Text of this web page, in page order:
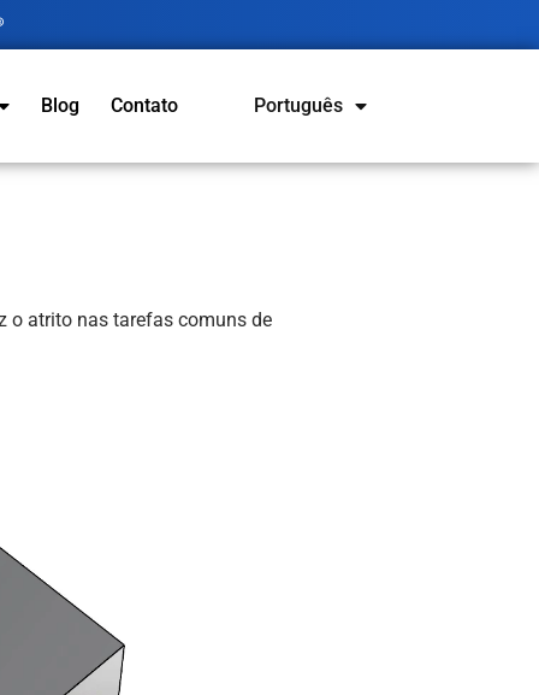
Blog Contato Português
Español
o atrito nas tarefas comuns de